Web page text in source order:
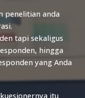
penelitian anda
tapi sekaligus
hingga
yang Anda
itu